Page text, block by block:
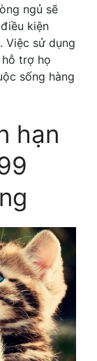
ngủ sẽ
kiện
Việc sử dụng
trợ họ
sống hàng
hạn